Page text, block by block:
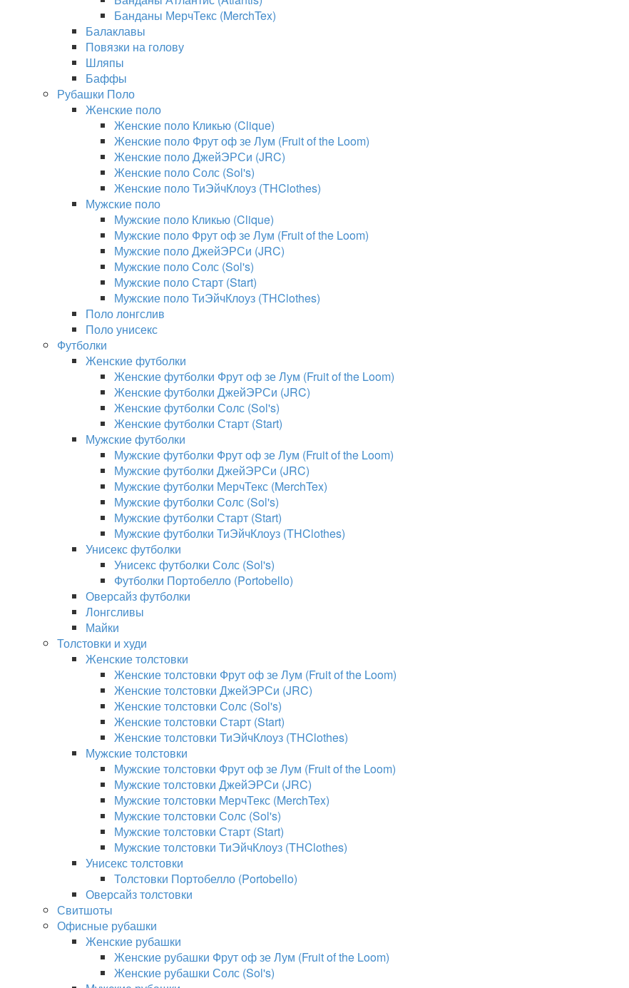
Банданы МерчТекс (MerchTex)
Балаклавы
Повязки на голову
Шляпы
Баффы
Рубашки Поло
Женские поло
Женские поло Кликью (Clique)
Женские поло Фрут оф зе Лум (Fruit of the Loom)
Женские поло ДжейЭРСи (JRC)
Женские поло Солс (Sol's)
Женские поло ТиЭйчКлоуз (THClothes)
Мужские поло
Мужские поло Кликью (Clique)
Мужские поло Фрут оф зе Лум (Fruit of the Loom)
Мужские поло ДжейЭРСи (JRC)
Мужские поло Солс (Sol's)
Мужские поло Старт (Start)
Мужские поло ТиЭйчКлоуз (THClothes)
Поло лонгслив
Поло унисекс
Футболки
Женские футболки
Женские футболки Фрут оф зе Лум (Fruit of the Loom)
Женские футболки ДжейЭРСи (JRC)
Женские футболки Солс (Sol's)
Женские футболки Старт (Start)
Мужские футболки
Мужские футболки Фрут оф зе Лум (Fruit of the Loom)
Мужские футболки ДжейЭРСи (JRC)
Мужские футболки МерчТекс (MerchTex)
Мужские футболки Солс (Sol's)
Мужские футболки Старт (Start)
Мужские футболки ТиЭйчКлоуз (THClothes)
Унисекс футболки
Унисекс футболки Солс (Sol's)
Футболки Портобелло (Portobello)
Оверсайз футболки
Лонгсливы
Майки
Толстовки и худи
Женские толстовки
Женские толстовки Фрут оф зе Лум (Fruit of the Loom)
Женские толстовки ДжейЭРСи (JRC)
Женские толстовки Солс (Sol's)
Женские толстовки Старт (Start)
Женские толстовки ТиЭйчКлоуз (THClothes)
Мужские толстовки
Мужские толстовки Фрут оф зе Лум (Fruit of the Loom)
Мужские толстовки ДжейЭРСи (JRC)
Мужские толстовки МерчТекс (MerchTex)
Мужские толстовки Солс (Sol's)
Мужские толстовки Старт (Start)
Мужские толстовки ТиЭйчКлоуз (THClothes)
Унисекс толстовки
Толстовки Портобелло (Portobello)
Оверсайз толстовки
Свитшоты
Офисные рубашки
Женские рубашки
Женские рубашки Фрут оф зе Лум (Fruit of the Loom)
Женские рубашки Солс (Sol's)